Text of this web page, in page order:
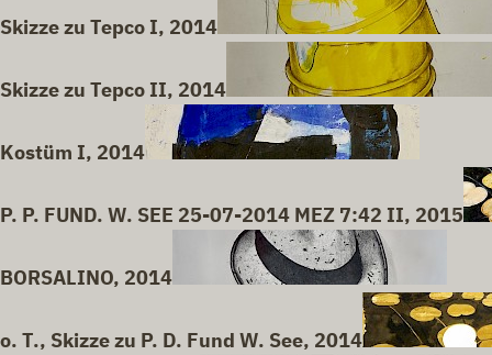
Skizze zu Tepco I, 2014
Skizze zu Tepco II, 2014
Kostüm I, 2014
P. P. FUND. W. SEE 25-07-2014 MEZ 7:42 II, 2015
BORSALINO, 2014
o. T., Skizze zu P. D. Fund W. See, 2014